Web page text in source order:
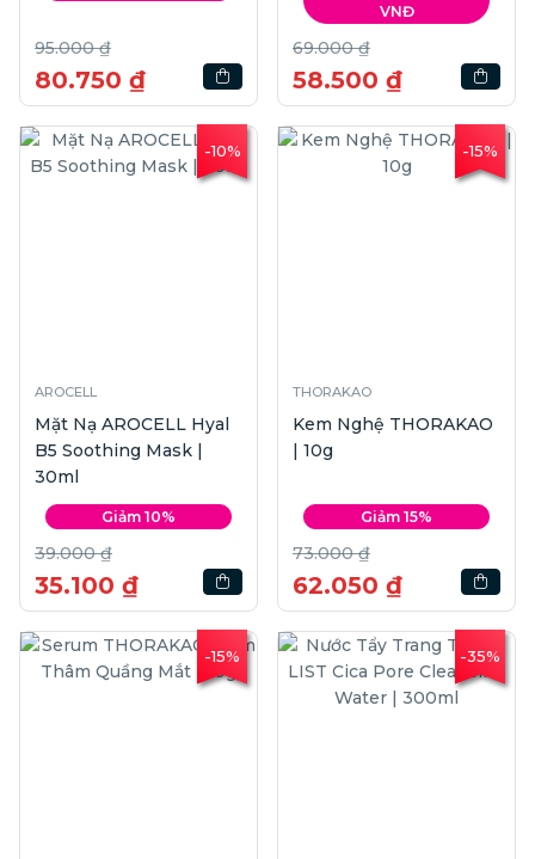
95.000 ₫
80.750 ₫
VNĐ
69.000 ₫
58.500 ₫
-10%
AROCELL
Mặt Nạ AROCELL Hyal
B5 Soothing Mask |
30ml
Giảm 10%
39.000 ₫
35.100 ₫
-15%
THORAKAO
Kem Nghệ THORAKAO
| 10g
Giảm 15%
73.000 ₫
62.050 ₫
-15% -35%